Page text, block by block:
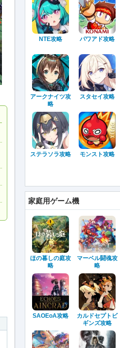
NTE攻略 パワアド攻略
アークナイツ攻
略
スタセイ攻略
ステラソラ攻略 モンスト攻略
家庭用ゲーム機
ほの暮しの庭攻
略
マーベル闘魂攻
略
SAOEoA攻略
カルドセプトビ
ギンズ攻略